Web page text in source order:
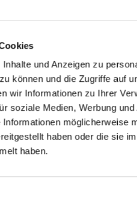
und Anzeigen zu
können und die Zugriffe auf
wir Informationen zu Ihrer
soziale Medien, Werbung
möglicherweise
haben oder die sie
haben.
Genuss-
du Neuigkeiten rund um
im Laden und Themen,
1x im Quartal seine